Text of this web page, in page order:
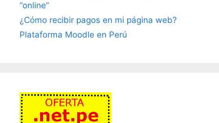
“online”
¿Cómo recibir pagos en mi página web?
Plataforma Moodle en Perú